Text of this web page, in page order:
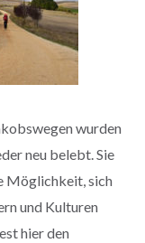
wurden
neu belebt. Sie
Möglichkeit, sich
und Kulturen
hier den